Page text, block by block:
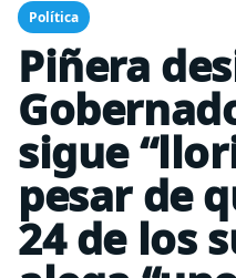
Política
Piñera
sigue
pesar de
24 de los